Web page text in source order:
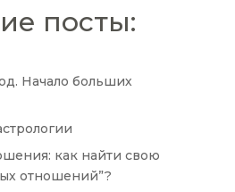
посты:
Начало больших
как найти свою
отношений”?